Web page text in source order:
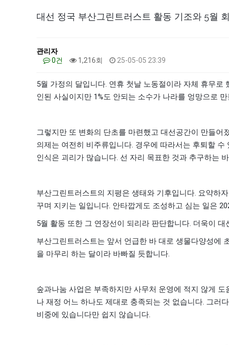
대선 정국 부산그린트러스트 활동 기조와 5월
관리자
0건
1,216회 25-05-05 23:39
5월 가정의 달입니다. 연휴 첫날 노동절이라 자체 휴무로
인된 사실이지만 1%도 안되는 소수가 나라를 엉망으로
그렇지만 또 변화의 단초를 마련했고 대선공간이 만들어
의제는 여전히 비주류입니다. 경우에 따라서는 후퇴할 수
인식은 괴리가 많습니다. 선 자리 목표한 것과 추구하는
부산그린트러스트의 지평은 생태와 기후입니다. 요약하
꾸며 지키는 일입니다. 안타깝게도 조성하고 심는 일은
5월 활동 또한 그 연장선이 되리라 판단합니다. 더욱이 대
부산그린트러스트는 앞서 언급한 바 대로 생물다양성에
을 마무리 하는 달이라 바빠질 듯합니다.
숲과나눔 사업은 부족하지만 사무처 운영에 적지 않게
나 재정 어느 하나도 제대로 충족되는 것 없습니다. 그러
비중에 있습니다만 쉽지 않습니다.